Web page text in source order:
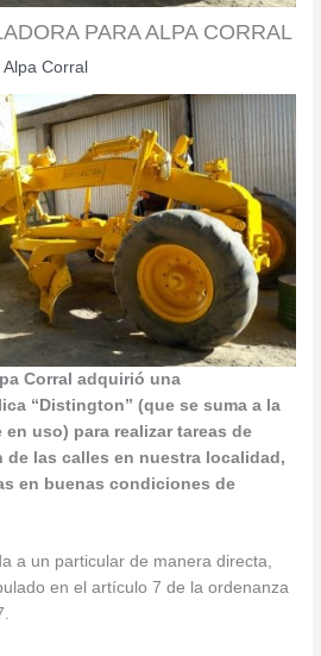
PARA ALPA CORRAL
Alpa Corral
Corral adquirió una
“Distington” (que se suma a la
en uso) para realizar tareas de
de las calles en nuestra localidad,
en buenas condiciones de
a un particular de manera directa,
en el artículo 7 de la ordenanza